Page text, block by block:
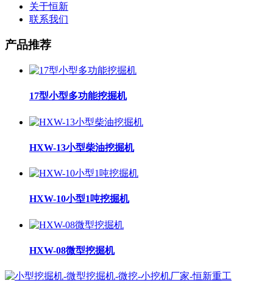
关于恒新
联系我们
产品推荐
17型小型多功能挖掘机
HXW-13小型柴油挖掘机
HXW-10小型1吨挖掘机
HXW-08微型挖掘机